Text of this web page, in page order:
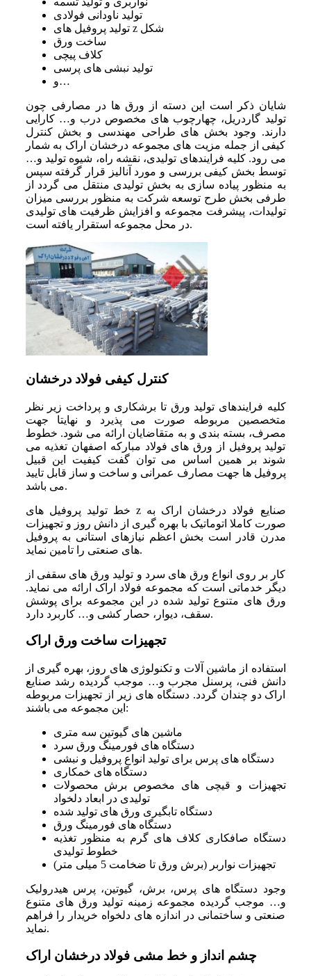
تولید ناودانی فولادی
تولید پروفیل های z شکل
ساخت ورق
کلاف پیچی
تولید نبشی های پرسی
و…
شایان ذکر است این دسته از ورق ها در مصارفی چون
تولید گاردریل، چهارچوب های مخصوص درب و… کارایی
دارند. وجود بخش های طراحی مهندسی و بخش کنترل
کیفی از جمله مزیت های مجموعه درخشان اراک به شمار
می رود. کلیه فرایندهای تولیدی، نقشه راه، شیوه تولید و…
توسط بخش کیفی بررسی و مورد آنالیز قرار گرفته سپس
به منظور پیاده سازی به بخش تولیدی منتقل می گردد از
طرفی بخش طرح توسعه شرکت به منظور بررسی میزان
تولیدات، پیشرفت مجموعه و افزایش ظرفیت های تولیدی
در محل مجموعه استقرار یافته است.
کنترل کیفی فولاد درخشان
کلیه فرایندهای تولید ورق تا برشکاری و پرداخت زیر نظر
متخصصین مربوطه صورت می پذیرد و نهایتا جهت
مصرف، بسته بندی و به متقاضایان ارائه می شود. خطوط
تولید پروفیل از ورق های فولاد مبارکه اصفهان تغذیه می
شوند بر همین اساس می توان گفت کیفیت این قبیل
پروفیل ها جهت مصارف عمرانی و ساخت و ساز قابل تایید
می باشد.
خط تولید پروفیل های z صنایع فولاد درخشان اراک به
صورت کاملا اتوماتیک با بهره گیری از دانش روز و تجهیزات
مدرن قادر است بخش اعظم نیازهای استانی به پروفیل
های صنعتی را تامین نماید.
کار بر روی انواع ورق های سرد و تولید ورق های سقفی از
دیگر خدماتی است که مجموعه فولاد اراک ارائه می نماید.
ورق های متنوع تولید شده در این مجموعه برای پوشش
سقف، دیوار، حصار کشی و… کاربرد دارد.
تجهیزات ساخت ورق اراک
استفاده از ماشین آلات و تکنولوژی های روز، بهره گیری از
دانش فنی، پرسنل مجرب و… موجب گردیده رشد صنایع
اراک دو چندان گردد. دستگاه های زیر از تجهیزات مربوطه
این مجموعه می باشند:
ماشین های گیوتین سه متری
دستگاه های فورمینگ ورق سرد
دستگاه های پرس برای تولید انواع پروفیل و نبشی
دستگاه های خمکاری
تجهیزات و قیچی های مخصوص برش محصولات
تولیدی در ابعاد دلخواد
دستگاه تابگیری ورق های تولید شده
دستگاه های فورمینگ ورق
دستگاه صافکاری کلاف های گرم به منظور تغذیه
خطوط تولیدی
تجهیزات نواربر (برش ورق تا ضخامت 5 میلی متر)
وجود دستگاه های پرس، برش، گیوتین، پرس هیدرولیک
و… موجب گردیده مجموعه زمینه تولید ورق های متنوع
صنعتی و ساختمانی در اندازه های دلخواه خریدار را فراهم
نماید.
چشم انداز و خط مشی فولاد درخشان اراک